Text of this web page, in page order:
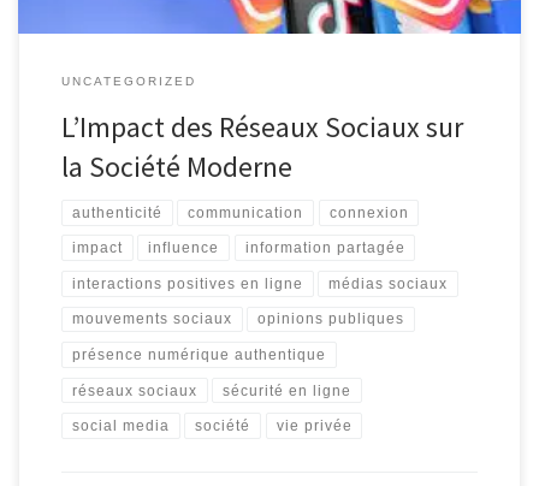
UNCATEGORIZED
L’Impact des Réseaux Sociaux sur
la Société Moderne
authenticité communication connexion
impact influence information partagée
interactions positives en ligne médias sociaux
mouvements sociaux opinions publiques
présence numérique authentique
réseaux sociaux sécurité en ligne
social media société vie privée